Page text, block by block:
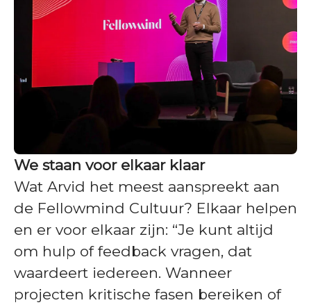
We staan voor elkaar klaar
Wat Arvid het meest aanspreekt aan
de Fellowmind Cultuur? Elkaar helpen
en er voor elkaar zijn: “Je kunt altijd
om hulp of feedback vragen, dat
waardeert iedereen. Wanneer
projecten kritische fasen bereiken of